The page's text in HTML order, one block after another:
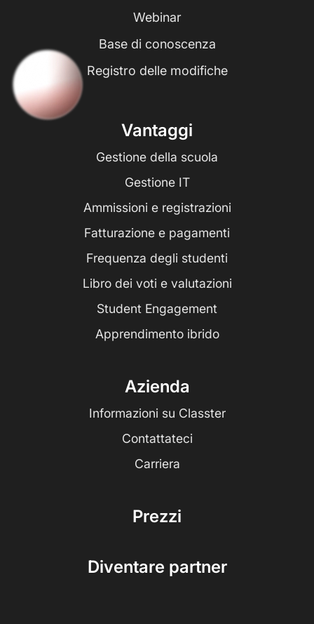
Webinar
Base di conoscenza
Registro delle modifiche
Vantaggi
Gestione della scuola
Gestione IT
Ammissioni e registrazioni
Fatturazione e pagamenti
Frequenza degli studenti
Libro dei voti e valutazioni
Student Engagement
Apprendimento ibrido
Azienda
Informazioni su Classter
Contattateci
Carriera
Prezzi
Diventare partner